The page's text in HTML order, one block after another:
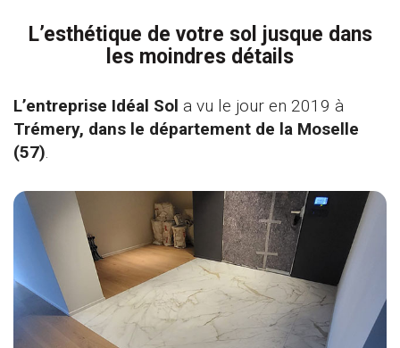
L’esthétique de votre sol jusque dans
les moindres détails
L’entreprise Idéal Sol a vu le jour en 2019 à
Trémery, dans le département de la Moselle
(57).